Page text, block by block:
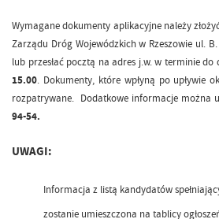
Wymagane dokumenty aplikacyjne należy
Zarządu Dróg Wojewódzkich w Rzeszowie ul.
lub przesłać pocztą na adres j.w. w terminie do
15.00. Dokumenty, które wpłyną po upływie
rozpatrywane. Dodatkowe informacje można
94-54.
UWAGI:
Informacja z listą kandydatów
zostanie umieszczona na tablicy